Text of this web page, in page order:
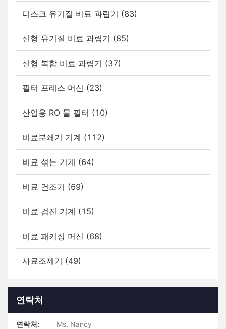
디스크 유기질 비료 과립기 (83)
신형 유기질 비료 과립기 (85)
신형 복합 비료 과립기 (37)
필터 프레스 머신 (23)
산업용 RO 물 필터 (10)
비료분쇄기 기계 (112)
비료 섞는 기계 (64)
비료 건조기 (69)
비료 검진 기계 (15)
비료 패키징 머신 (68)
사료조제기 (49)
연락처
연락처:
Ms. Nancy